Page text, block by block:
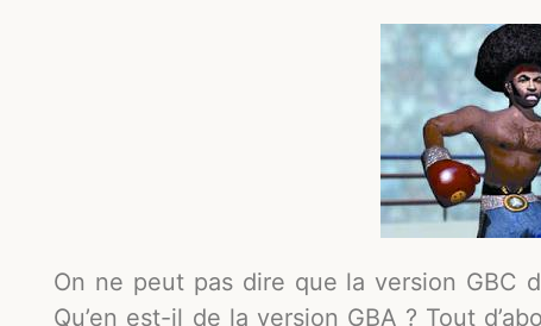
On ne peut pas dire que la version GBC
Qu’en est-il de la version GBA ? Tout